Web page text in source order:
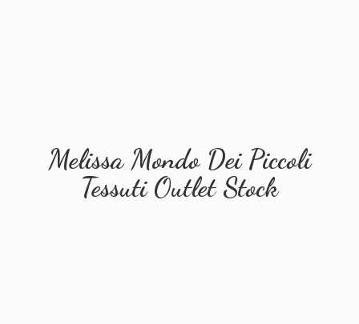
Melissa Mondo Dei Piccoli
Tessuti Outlet Stock